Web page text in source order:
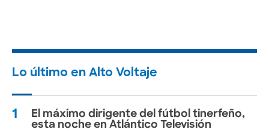
Lo último en Alto Voltaje
1
El máximo dirigente del fútbol tinerfeño,
esta noche en Atlántico Televisión